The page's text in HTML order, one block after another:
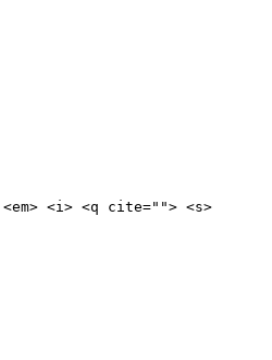
<i> <q cite=""> <s>